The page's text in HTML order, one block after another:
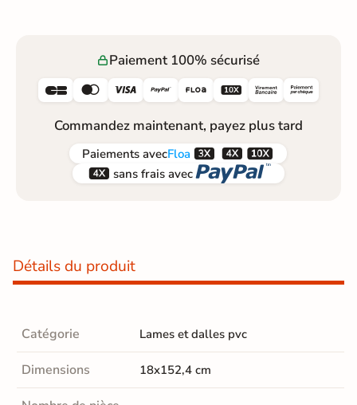
Paiement 100% sécurisé
     
Commandez maintenant, payez plus tard
Paiements avecFloa  
 sans frais avec 
Détails du produit
Catégorie Lames et dalles pvc
Dimensions 18x152,4 cm